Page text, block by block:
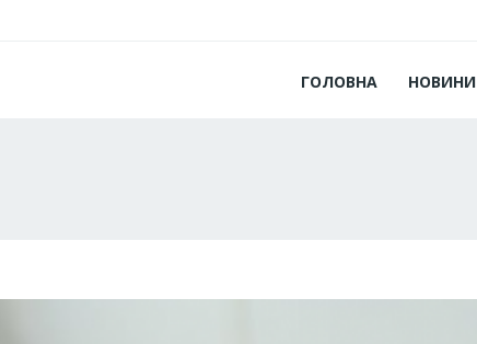
ГОЛОВНА НОВИНИ